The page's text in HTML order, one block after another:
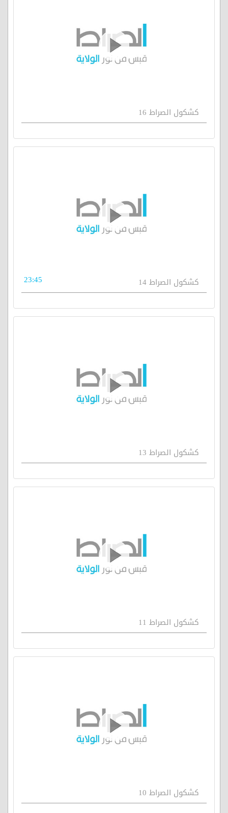
كشكول الصراط 16
كشكول الصراط 14 23:45
كشكول الصراط 13
كشكول الصراط 11
كشكول الصراط 10